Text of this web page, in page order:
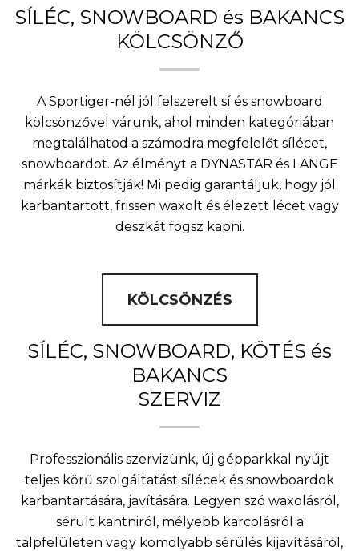
SÍLÉC, SNOWBOARD és BAKANCS
KÖLCSÖNZŐ
A Sportiger-nél jól felszerelt sí és snowboard
kölcsönzővel várunk, ahol minden kategóriában
megtalálhatod a számodra megfelelőt sílécet,
snowboardot. Az élményt a DYNASTAR és LANGE
márkák biztosítják! Mi pedig garantáljuk, hogy jól
karbantartott, frissen waxolt és élezett lécet vagy
deszkát fogsz kapni.
KÖLCSÖNZÉS
SÍLÉC, SNOWBOARD, KÖTÉS és
BAKANCS
SZERVIZ
Professzionális szervizünk, új gépparkkal nyújt
teljes körű szolgáltatást sílécek és snowboardok
karbantartására, javítására. Legyen szó waxolásról,
sérült kantniról, mélyebb karcolásról a
talpfelületen vagy komolyabb sérülés kijavításáról,